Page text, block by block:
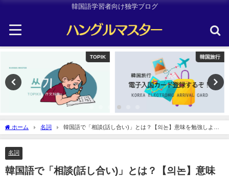
韓国語学習者向け独学ブログ
韓国旅行 Uncategorized
ホーム 名詞
韓国語で「相談(話し合い)」とは？【의논】意味を勉強しよ
う！
名詞
韓国語で「相談(話し合い)」とは？【의논】意味